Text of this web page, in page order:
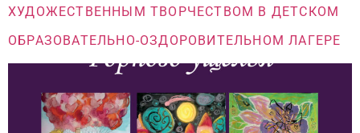
ХУДОЖЕСТВЕННЫМ ТВОРЧЕСТВОМ В ДЕТСКОМ
ОБРАЗОВАТЕЛЬНО-ОЗДОРОВИТЕЛЬНОМ ЛАГЕРЕ